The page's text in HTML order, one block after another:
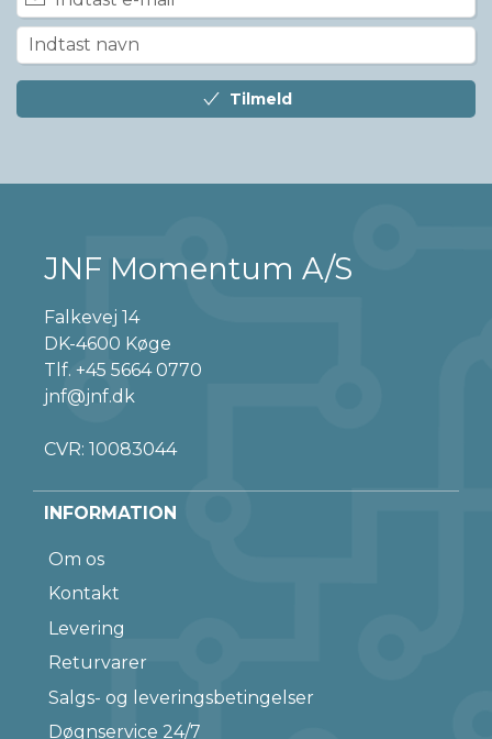
Tilmeld
JNF Momentum A/S
Falkevej 14
DK-4600 Køge
Tlf. +45 5664 0770
jnf@jnf.dk
CVR: 10083044
INFORMATION
Om os
Kontakt
Levering
Returvarer
Salgs- og leveringsbetingelser
Døgnservice 24/7